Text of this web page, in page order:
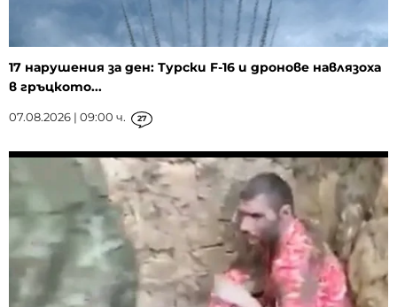
17 нарушения за ден: Турски F-16 и дронове навлязоха
в гръцкото...
07.08.2026 | 09:00 ч. 27